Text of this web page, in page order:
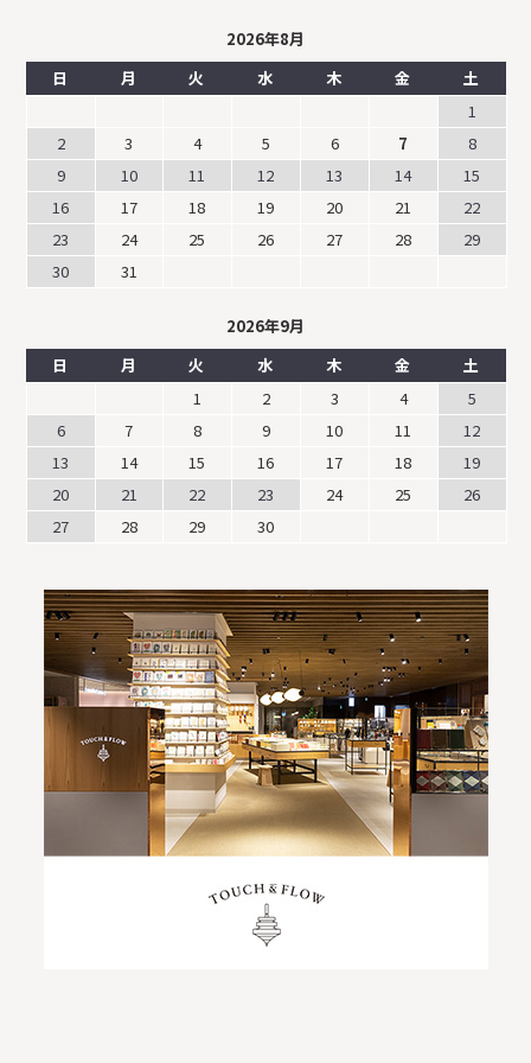
2026年8月
日
月 火 水 木 金
土
1
2
3 4 5 6 7
8
9
10 11 12 13 14
15
16
17 18 19 20 21
22
23
24 25 26 27 28
29
30
31
2026年9月
日
月 火 水 木 金
土
1
2 3 4
5
6
7 8 9 10 11
12
13
14 15 16 17 18
19
20
21 22 23 24 25
26
27
28 29 30